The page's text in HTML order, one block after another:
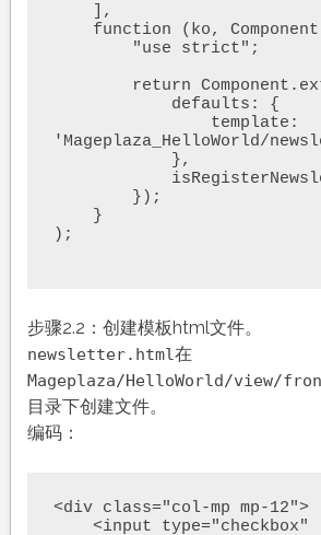
'Mageplaza_HelloWorld/
);
步骤2.2：创建模板html文件。
newsletter.html在
Mageplaza/HelloWorld/view/
目录下创建文件。
编码：
<div class="col-mp mp-12">